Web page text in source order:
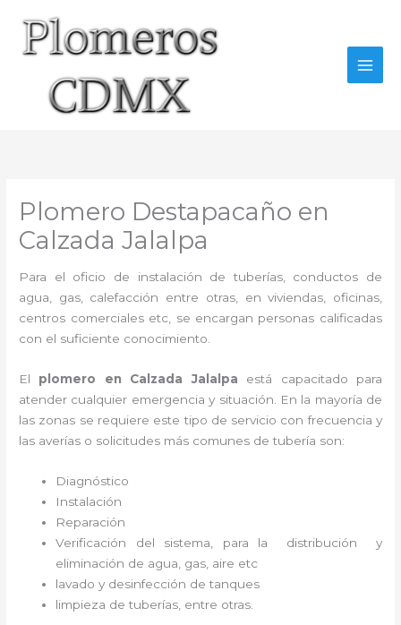
contenido
Plomero Destapacaño en
Calzada Jalalpa
Para el oficio de instalación de tuberías, conductos de
agua, gas, calefacción entre otras, en viviendas, oficinas,
centros comerciales etc, se encargan personas calificadas
con el suficiente conocimiento.
El plomero en Calzada Jalalpa está capacitado para
atender cualquier emergencia y situación. En la mayoría de
las zonas se requiere este tipo de servicio con frecuencia y
las averías o solicitudes más comunes de tubería son:
Diagnóstico
Instalación
Reparación
Verificación del sistema, para la distribución y
eliminación de agua, gas, aire etc
lavado y desinfección de tanques
limpieza de tuberías, entre otras.